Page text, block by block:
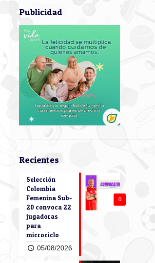
Publicidad
Recientes
0
Selección
Colombia
Femenina Sub-
20 convoca 22
jugadoras
para
microciclo
05/08/2026